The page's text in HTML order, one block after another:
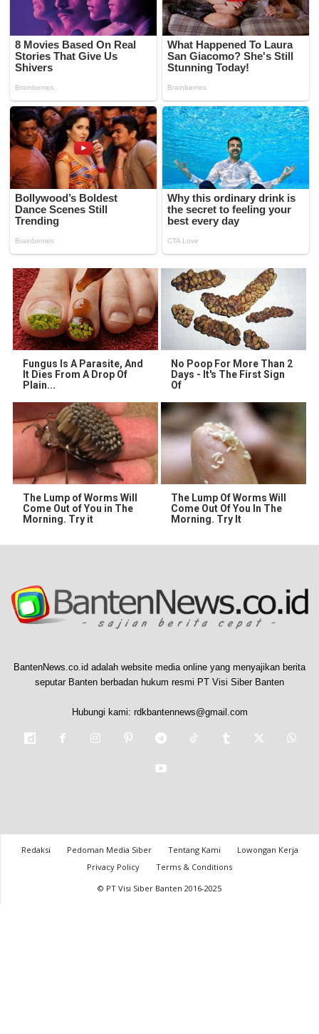
Fungus Is A Parasite, And
It Dies From A Drop Of
Plain...
No Poop For More Than 2
Days - It's The First Sign
Of
The Lump of Worms Will
Come Out of You in The
Morning. Try it
The Lump Of Worms Will
Come Out Of You In The
Morning. Try It
BantenNews.co.id adalah website media online yang menyajikan berita
seputar Banten berbadan hukum resmi PT Visi Siber Banten
Hubungi kami: rdkbantennews@gmail.com
Redaksi Pedoman Media Siber Tentang Kami
Lowongan Kerja
Privacy Policy
Terms & Conditions
© PT Visi Siber Banten 2016-2025